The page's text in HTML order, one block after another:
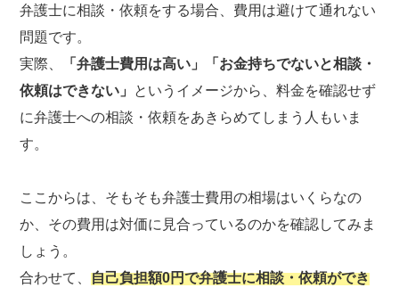
弁護士に相談・依頼をする場合、費用は避けて通れない
問題です。
実際、
「弁護士費用は高い」「お金持ちでないと相談・
依頼はできない」 というイメージから、料金を確認せず
に弁護士への相談・依頼をあきらめてしまう人もいま
す。
ここからは、そもそも弁護士費用の相場はいくらなの
か、その費用は対価に見合っているのかを確認してみま
しょう。
合わせて、自己負担額0円で弁護士に相談・依頼ができ